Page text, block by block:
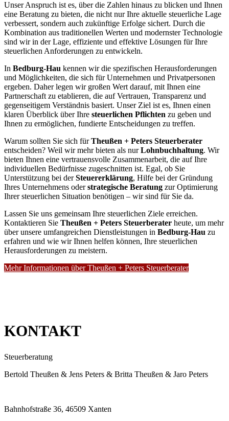
Unser Anspruch ist es, über die Zahlen hinaus zu blicken und Ihnen
eine Beratung zu bieten, die nicht nur Ihre aktuelle steuerliche Lage
verbessert, sondern auch zukünftige Erfolge sichert. Durch die
Kombination aus traditionellen Werten und modernster Technologie
sind wir in der Lage, effiziente und effektive Lösungen für Ihre
steuerlichen Anforderungen zu entwickeln.
In Bedburg-Hau kennen wir die spezifischen Herausforderungen
und Möglichkeiten, die sich für Unternehmen und Privatpersonen
ergeben. Daher legen wir großen Wert darauf, mit Ihnen eine
Partnerschaft zu etablieren, die auf Vertrauen, Transparenz und
gegenseitigem Verständnis basiert. Unser Ziel ist es, Ihnen einen
klaren Überblick über Ihre steuerlichen Pflichten zu geben und
Ihnen zu ermöglichen, fundierte Entscheidungen zu treffen.
Warum sollten Sie sich fürTheußen + Peters Steuerberater
entscheiden? Weil wir mehr bieten als nurLohnbuchhaltung. Wir
bieten Ihnen eine vertrauensvolle Zusammenarbeit, die auf Ihre
individuellen Bedürfnisse zugeschnitten ist. Egal, ob Sie
Unterstützung bei derSteuererklärung, Hilfe bei der Gründung
Ihres Unternehmens oderstrategische Beratung zur Optimierung
Ihrer steuerlichen Situation benötigen – wir sind für Sie da.
Lassen Sie uns gemeinsam Ihre steuerlichen Ziele erreichen.
Kontaktieren Sie Theußen + Peters Steuerberater heute, um mehr
über unsere umfangreichen Dienstleistungen in Bedburg-Hau zu
erfahren und wie wir Ihnen helfen können, Ihre steuerlichen
Herausforderungen zu meistern.
Mehr Informationen über Theußen + Peters Steuerberater
KONTAKT
Steuerberatung
Bertold Theußen & Jens Peters & Britta Theußen & Jaro Peters
Bahnhofstraße 36, 46509 Xanten